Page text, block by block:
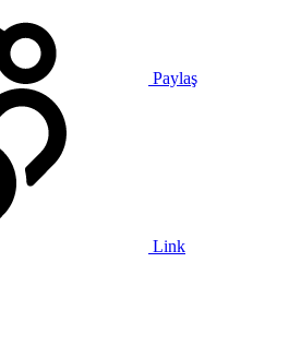
Paylaş
Link